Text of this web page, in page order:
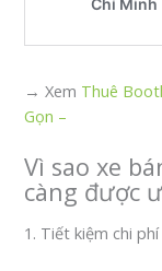
→ Xem Thuê
Gọn –
Vì sao xe
càng được
1. Tiết kiệm chi